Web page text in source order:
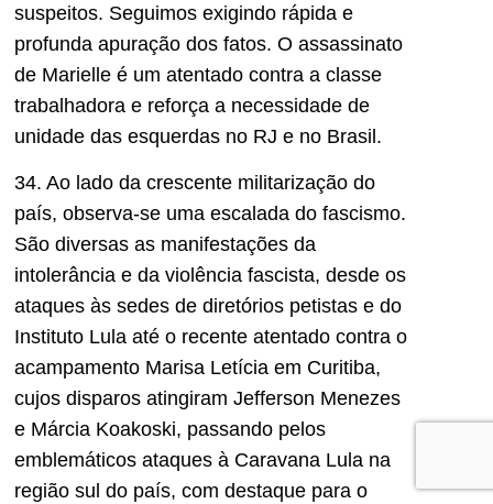
suspeitos. Seguimos exigindo rápida e
profunda apuração dos fatos. O assassinato
de Marielle é um atentado contra a classe
trabalhadora e reforça a necessidade de
unidade das esquerdas no RJ e no Brasil.
34. Ao lado da crescente militarização do
país, observa-se uma escalada do fascismo.
São diversas as manifestações da
intolerância e da violência fascista, desde os
ataques às sedes de diretórios petistas e do
Instituto Lula até o recente atentado contra o
acampamento Marisa Letícia em Curitiba,
cujos disparos atingiram Jefferson Menezes
e Márcia Koakoski, passando pelos
emblemáticos ataques à Caravana Lula na
região sul do país, com destaque para o